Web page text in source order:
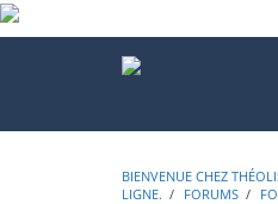
BIENVENUE CHEZ
LIGNE.
FORUMS